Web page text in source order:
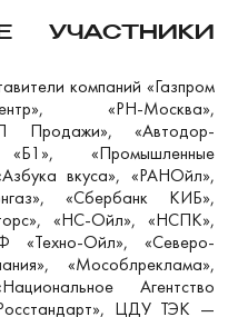
УЧАСТНИКИ
компаний «Газпром
«РН-Москва»,
Продажи», «Автодор-
«Промышленные
вкуса», «РАНОйл»,
«Сбербанк КИБ»,
«НС-Ойл», «НСПК»,
«Техно-Ойл», «Северо-
«Мособлреклама»,
Агентство
ЦДУ ТЭК —